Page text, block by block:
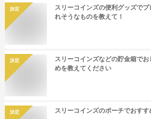
決定
スリーコインズの便利グッズで
れそうなものを教えて！
決定
スリーコインズなどの貯金箱で
めを教えてください
決定
スリーコインズのポーチでおすす